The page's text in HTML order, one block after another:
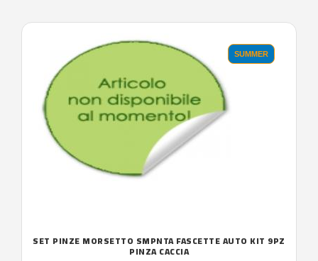
SUMMER
SET PINZE MORSETTO SMPNTA FASCETTE AUTO KIT 9PZ
PINZA CACCIA